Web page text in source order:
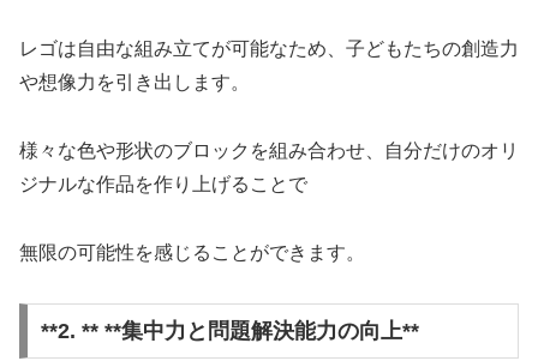
レゴは自由な組み立てが可能なため、子どもたちの創造力
や想像力を引き出します。
様々な色や形状のブロックを組み合わせ、自分だけのオリ
ジナルな作品を作り上げることで
無限の可能性を感じることができます。
**2. ** **集中力と問題解決能力の向上**